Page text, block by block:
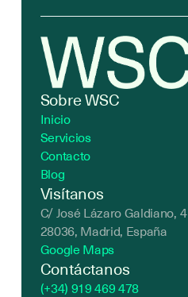
Sobre WSC
Inicio
Servicios
Contacto
Blog
Visítanos
C/ José Lázaro Galdiano, 4
28036, Madrid, España
Google Maps
Contáctanos
(+34) 919 469 478